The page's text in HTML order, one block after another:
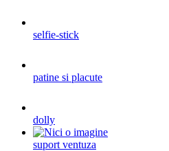
selfie-stick
patine si placute
dolly
suport ventuza